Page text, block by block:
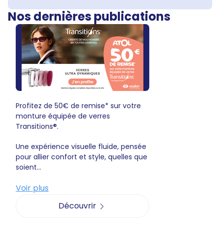
Nos dernières publications
Profitez de 50€ de remise* sur votre
monture équipée de verres
Transitions®.
Une expérience visuelle fluide, pensée
pour allier confort et style, quelles que
soient...
Voir plus
Découvrir